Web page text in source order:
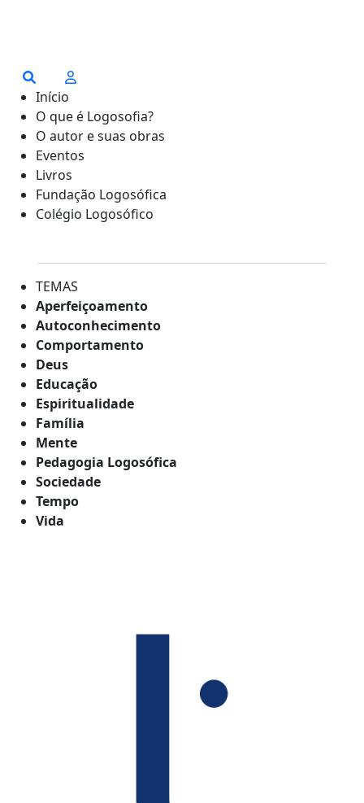
Início
O que é Logosofia?
O autor e suas obras
Eventos
Livros
Fundação Logosófica
Colégio Logosófico
TEMAS
Aperfeiçoamento
Autoconhecimento
Comportamento
Deus
Educação
Espiritualidade
Família
Mente
Pedagogia Logosófica
Sociedade
Tempo
Vida